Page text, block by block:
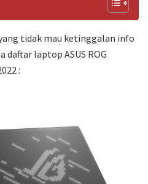
tidak mau ketinggalan info
laptop ASUS ROG
: